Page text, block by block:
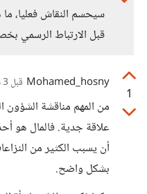
سيحسم النقاش فعليا،
قبل الارتباط الرسمي
1
Mohamed_hosny قبل 3 سنوات
من المهم مناقشة الشؤون
علاقة جدية. فالمال هو
أن يسبب الكثير من
بشكل واضح.